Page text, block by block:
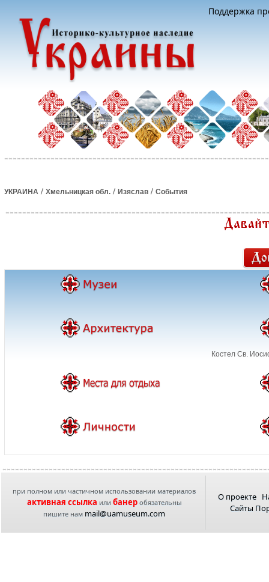
Поддержка
УКРАИНА / Хмельницкая обл. / Изяслав / События
Костел Св.
при полном или частичном использовании материалов
активная ссылка или банеробязательны
пишите нам mail@uamuseum.com
О проекте
Сайты